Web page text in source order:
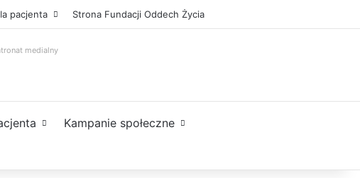
pacjenta Strona Fundacji Oddech Życia
medialny
Kampanie społeczne